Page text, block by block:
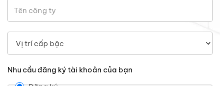
Nhu cầu đăng ký tài khoản của bạn